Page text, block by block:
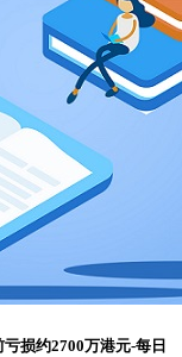
损约2700万港元-每日